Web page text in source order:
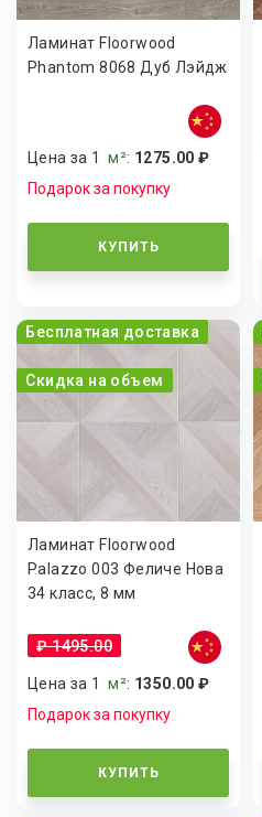
Ламинат Floorwood
Phantom 8068 Дуб Лэйдж
Цена за 1м²: 1275.00 ₽
Подарок за покупку
КУПИТЬ
Бесплатная доставка
Скидка на объем
Ламинат Floorwood
Palazzo 003 Феличе Нова
34 класс, 8 мм
₽ 1495.00
Цена за 1м²: 1350.00 ₽
Подарок за покупку
КУПИТЬ